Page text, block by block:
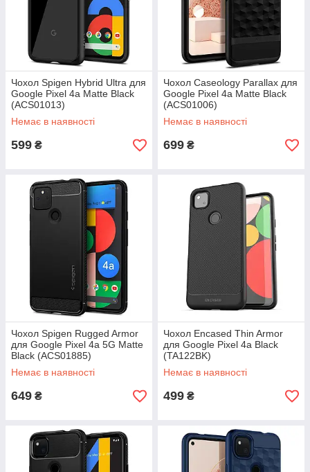
Чохол Spigen Hybrid Ultra для
Google Pixel 4a Matte Black
(ACS01013)
Немає в наявності
599 ₴
Чохол Caseology Parallax для
Google Pixel 4a Matte Black
(ACS01006)
Немає в наявності
699 ₴
Чохол Spigen Rugged Armor
для Google Pixel 4a 5G Matte
Black (ACS01885)
Немає в наявності
649 ₴
Чохол Encased Thin Armor
для Google Pixel 4a Black
(TA122BK)
Немає в наявності
499 ₴